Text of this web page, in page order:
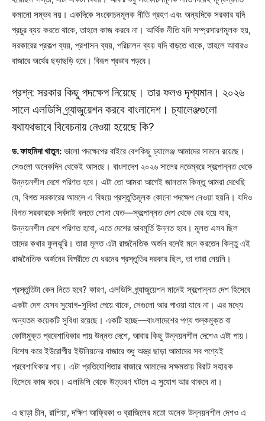
কমানো সম্ভব নয়। একদিকে সংকোচনমূলক নীতি গ্রহণ এবং অন্যদিকে সরকার যদি
প্রচুর ব্যয় করতে থাকে, তাহলে কাজ করবে না। আর্থিক নীতি যদি সম্প্রসারণমূলক হয়,
সরকারের প্রকল্প ব্যয়, প্রশাসন ব্যয়, পরিচালন ব্যয় যদি বাড়তে থাকে, তাহলে আবারও
বাজারে অর্থের ছড়াছড়ি হবে। বিরূপ প্রভাব পড়বে।
প্রশ্ন: সরকার কিছু পদক্ষেপ নিয়েছে। তার ফলও দৃশ্যমান। ২০২৬
সালে এলডিসি গ্র্যাজুয়েশন করবে বাংলাদেশ। চ্যালেঞ্জগুলো
যথাযথভাবে বিবেচনায় নেওয়া হয়েছে কি?
ড. ফাহমিদা খাতুন: ভালো পদক্ষেপের বাইরে বেশকিছু চ্যালেঞ্জ আমাদের সামনে রয়েছে।
সেগুলো অনেকদিন থেকেই আসছে। বাংলাদেশ ২০২৬ সালের নভেম্বরে স্বল্পোন্নত থেকে
উন্নয়নশীল দেশে পরিণত হবে। এটা তো আমরা আগেই জানতাম কিন্তু আমরা দেখেছি
যে, বিগত সরকারের আমলে এ বিষয়ে প্রস্তুতিমূলক কোনো পদক্ষেপ নেওয়া হয়নি। যদিও
বিগত সরকারকে সর্বদাই বলতে শোনা যেত—স্বল্পোন্নত দেশ থেকে বের হয়ে যাব,
উন্নয়নশীল দেশে পরিণত হবো, এতে দেশের ভাবমূর্তি উন্নত হবে। মূলত এসব ছিল
তাদের কথার ফুলঝুরি। তারা মূলত এটা রাজনৈতিক অর্জন বলেই মনে করতেন কিন্তু এই
রাজনৈতিক অর্জনের বিপরীতে যে ধরনের প্রস্তুতির দরকার ছিল, তা তারা নেয়নি।
প্রস্তুতিটা কেন নিতে হবে? কারণ, এলডিসি গ্র্যাজুয়েশন মানেই স্বল্পোন্নত দেশ হিসেবে
একটা দেশ যেসব সুযোগ-সুবিধা পেয়ে থাকে, সেগুলো আর পাওয়া যাবে না। এর মধ্যে
অন্যতম কয়েকটি সুবিধা রয়েছে। একটি হচ্ছে—বাংলাদেশের পণ্য শুল্কমুক্ত বা
কোটামুক্ত প্রবেশাধিকার পায় উন্নত দেশে, আবার কিছু উন্নয়নশীল দেশেও এটা পায়।
বিশেষ করে ইউরোপীয় ইউনিয়নের বাজারে শুধু অস্ত্র ছাড়া আমাদের সব পণ্যেই
প্রবেশাধিকার পায়। এটা প্রতিযোগিতার বাজারে আমাদের সক্ষমতায় বিরাট সহায়ক
হিসেবে কাজ করে। এলডিসি থেকে উত্তরণ ঘটলে এ সুযোগ আর থাকবে না।
এ ছাড়া চীন, রাশিয়া, দক্ষিণ আফ্রিকা ও ব্রাজিলের মতো অনেক উন্নয়নশীল দেশও এ